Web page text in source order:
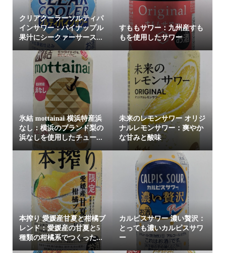
クリアクーラーソルティパ
インサワー：パイナップル
果汁にシークァーサース...
すももサワー：九州産すも
もを使用したサワー
氷結 mottainai 横浜特産浜
なし：横浜のブランド梨の
浜なしを使用したチュー...
未来のレモンサワー オリジ
ナルレモンサワー：爽やか
な甘みと酸味
本搾り 愛媛産甘夏と柑橘ブ
レンド：愛媛産の甘夏と5
種類の柑橘系でつくった...
カルピスサワー 濃い贅沢：
とっても濃いカルピスサワ
ー